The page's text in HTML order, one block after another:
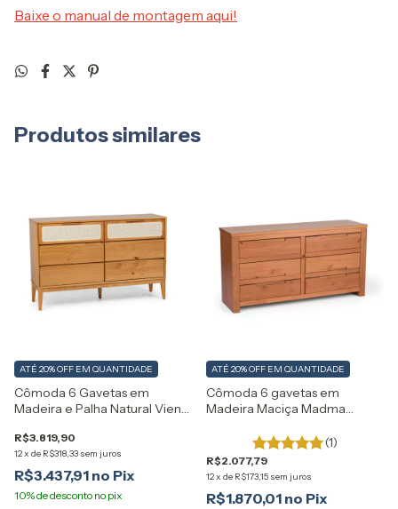
Baixe o manual de montagem aqui!
Produtos similares
Cômoda 6 Gavetas em
Madeira e Palha Natural Viena
R$3.819,90
12x de R$318,33 sem juros
ATÉ 20% OFF EM QUANTIDADE
R$3.437,91
Cômoda 6 gavetas em
Madeira Maciça Madma
(1)
R$2.077,79
12x de R$173,15 sem juros
ATÉ 20% OFF EM QUANTIDADE
R$1.870,01